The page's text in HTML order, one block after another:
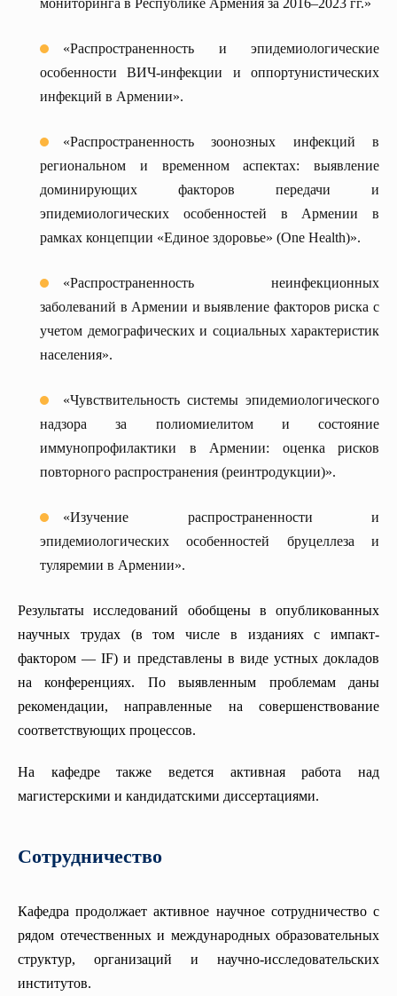
«Распространенность и эпидемиологические
особенности ВИЧ-инфекции и оппортунистических
инфекций в Армении».
«Распространенность зоонозных инфекций в
региональном и временном аспектах: выявление
доминирующих факторов передачи и
эпидемиологических особенностей в Армении в
рамках концепции «Единое здоровье» (One Health)».
«Распространенность неинфекционных
заболеваний в Армении и выявление факторов риска с
учетом демографических и социальных характеристик
населения».
«Чувствительность системы эпидемиологического
надзора за полиомиелитом и состояние
иммунопрофилактики в Армении: оценка рисков
повторного распространения (реинтродукции)».
«Изучение распространенности и
эпидемиологических особенностей бруцеллеза и
туляремии в Армении».
Результаты исследований обобщены в опубликованных
научных трудах (в том числе в изданиях с импакт-
фактором — IF) и представлены в виде устных докладов
на конференциях. По выявленным проблемам даны
рекомендации, направленные на совершенствование
соответствующих процессов.
На кафедре также ведется активная работа над
магистерскими и кандидатскими диссертациями.
Сотрудничество
Кафедра продолжает активное научное сотрудничество с
рядом отечественных и международных образовательных
структур, организаций и научно-исследовательских
институтов.